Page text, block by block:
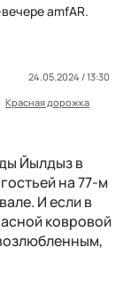
amfAR.
24.05.2024 / 13:30
Красная дорожка
Йылдыз в
на 77-м
И если в
ковровой